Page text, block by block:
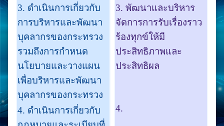
3. ดำเนินการเกี่ยวกับ
การบริหารและพัฒนา
บุคลากรของกระทรวง
รวมถึงการกำหนด
นโยบายและวางแผน
เพื่อบริหารและพัฒนา
บุคลากรของกระทรวง
3. พัฒนาและบริหาร
จัดการการรับเรื่องราว
ร้องทุกข์ให้มี
ประสิทธิภาพและ
ประสิทธิผล
4. ดำเนินการเกี่ยวกับ
4.